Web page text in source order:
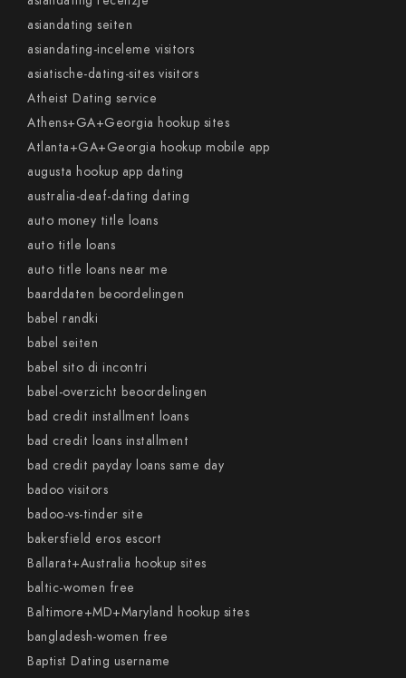
asiandating seiten
asiandating-inceleme visitors
asiatische-dating-sites visitors
Atheist Dating service
Athens+GA+Georgia hookup sites
Atlanta+GA+Georgia hookup mobile app
augusta hookup app dating
australia-deaf-dating dating
auto money title loans
auto title loans
auto title loans near me
baarddaten beoordelingen
babel randki
babel seiten
babel sito di incontri
babel-overzicht beoordelingen
bad credit installment loans
bad credit loans installment
bad credit payday loans same day
badoo visitors
badoo-vs-tinder site
bakersfield eros escort
Ballarat+Australia hookup sites
baltic-women free
Baltimore+MD+Maryland hookup sites
bangladesh-women free
Baptist Dating username